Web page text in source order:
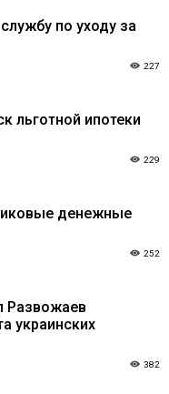
по уходу за
227
льготной ипотеки
229
денежные
252
Развожаев
украинских
382